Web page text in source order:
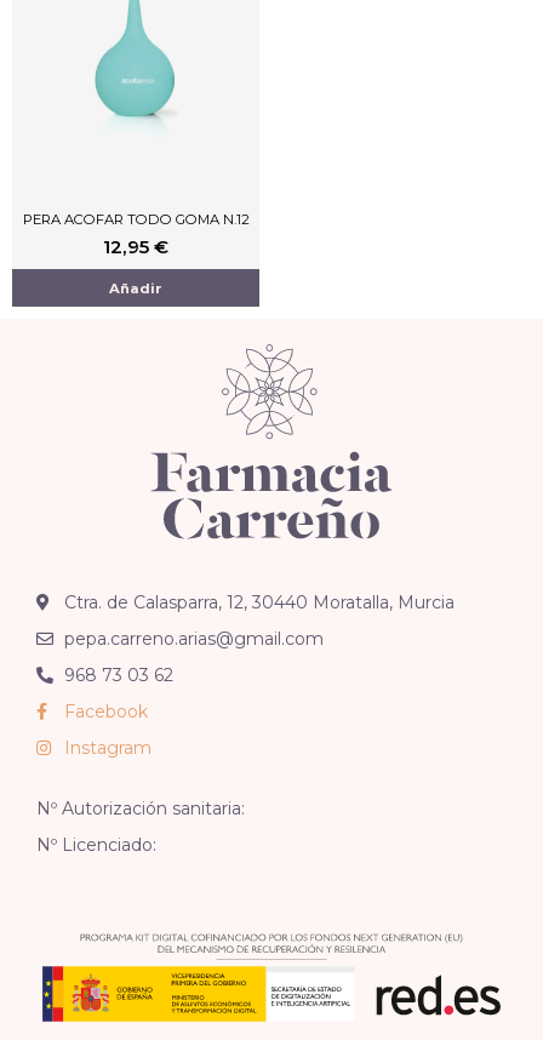
PERA ACOFAR TODO GOMA N.12
12,95 €
Añadir
Ctra. de Calasparra, 12, 30440 Moratalla, Murcia
pepa.carreno.arias@gmail.com
968 73 03 62
Facebook
Instagram
Nº Autorización sanitaria:
Nº Licenciado: